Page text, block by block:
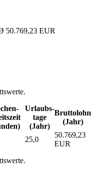
50.769,23 EUR
Urlaubs­
tage
(Jahr)
Bruttolohn
(Jahr)
25,0
50.769,23
EUR